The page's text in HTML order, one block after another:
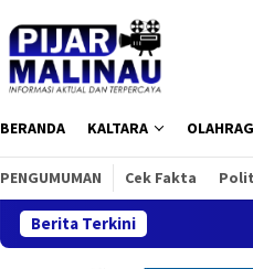
BERANDA KALTARA
PENGUMUMAN Cek Fakta
Berita Terkini